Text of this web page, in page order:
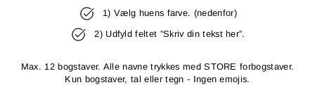
1) Vælg huens farve. (nedenfor)
2) Udfyld feltet ”Skriv din tekst her”.
Max. 12 bogstaver. Alle navne trykkes med STORE forbogstaver.
Kun bogstaver, tal eller tegn - Ingen emojis.